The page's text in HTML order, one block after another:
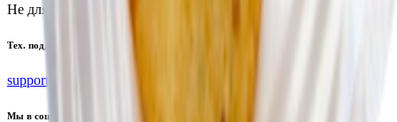
Не для электронных обращений
Тех. поддержка
support@yoda.by
Мы в соцсетях